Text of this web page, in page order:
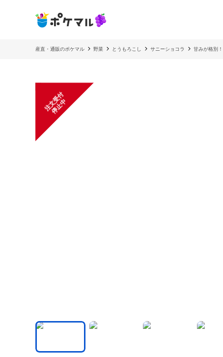
産直・通販のポケマル 野菜 とうもろこし サニーショコラ 甘みが格別
注
文
受
付
停
止
中